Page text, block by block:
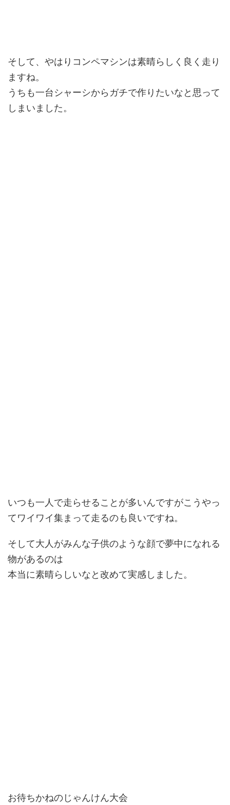
そして、やはりコンペマシンは素晴らしく良く走り
ますね。
うちも一台シャーシからガチで作りたいなと思って
しまいました。
いつも一人で走らせることが多いんですがこうやっ
てワイワイ集まって走るのも良いですね。
そして大人がみんな子供のような顔で夢中になれる
物があるのは
本当に素晴らしいなと改めて実感しました。
お待ちかねのじゃんけん大会